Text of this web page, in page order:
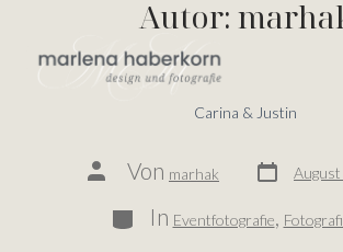
Autor:
Carina & Justin
Von marhak
In Eventfotografie,